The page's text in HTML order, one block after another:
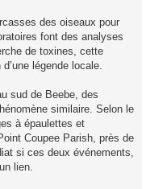
des oiseaux pour
font des analyses
de toxines, cette
légende locale.
sud de Beebe, des
similaire. Selon le
à épaulettes et
Coupee Parish, près de
si ces deux événements,
lien.